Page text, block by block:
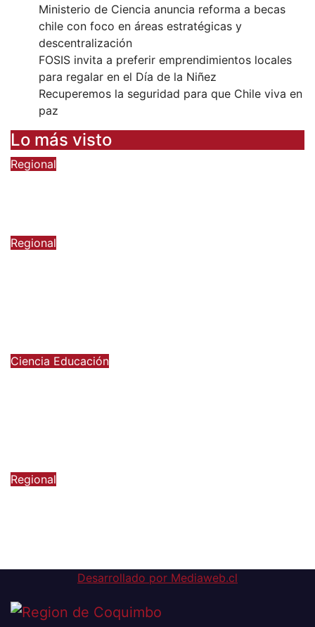
Ministerio de Ciencia anuncia reforma a becas
chile con foco en áreas estratégicas y
descentralización
FOSIS invita a preferir emprendimientos locales
para regalar en el Día de la Niñez
Recuperemos la seguridad para que Chile viva en
paz
Lo más visto
Regional
Regional
Ciencia Educación
Regional
Desarrollado por Mediaweb.cl